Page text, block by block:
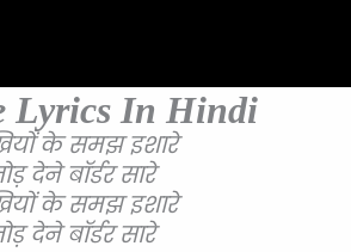
Lyrics In Hindi
के समझ इशारे
देने बॉर्डर सारे
के समझ इशारे
देने बॉर्डर सारे